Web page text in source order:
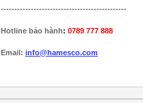
----------------------------------------------
Hotline bảo hành: 0789 777 888
Email: info@hamesco.com